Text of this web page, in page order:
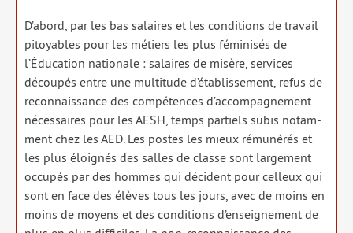
D’abord, par les bas salaires et les condi­tions de tra­vail
pitoyables pour les métiers les plus fémi­ni­sés de
l’Éducation natio­nale : salaires de misère, ser­vices
décou­pés entre une mul­ti­tude d’établissement, refus de
recon­nais­sance des com­pé­tences d’accompagnement
néces­saires pour les AESH, temps par­tiels subis notam­
ment chez les AED. Les postes les mieux rému­né­rés et
les plus éloi­gnés des salles de classe sont lar­ge­ment
occu­pés par des hommes qui décident pour cel­leux qui
sont en face des élèves tous les jours, avec de moins en
moins de moyens et des condi­tions d’enseignement de